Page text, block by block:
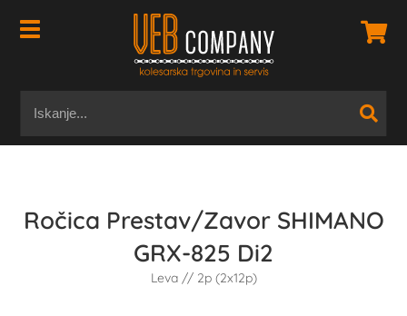
Ročica Prestav/Zavor SHIMANO
GRX-825 Di2
Leva // 2p (2x12p)